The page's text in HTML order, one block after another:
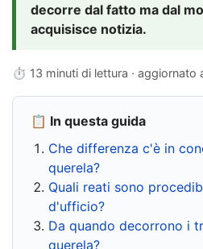
decorre dal fatto ma dal
acquisisce notizia.
⏱ 13 minuti di lettura · aggiornato
📋 In questa guida
Che differenza c'è in
querela?
Quali reati sono
d'ufficio?
Da quando decorrono i
querela?